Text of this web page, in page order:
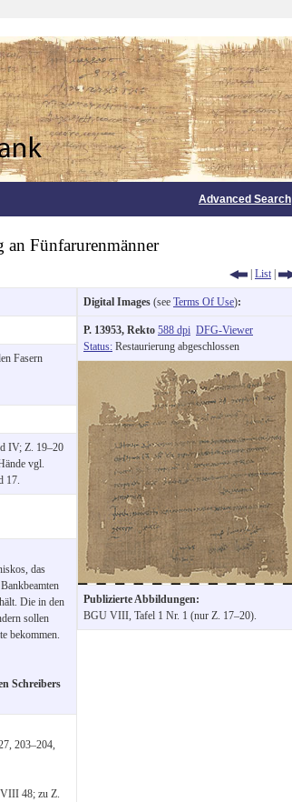
Advanced Search
Fünfarurenmänner
| List |
Fasern
IV; Z. 19–20
vgl.
17.
das
Die in den
sollen
bekommen.
Schreibers
203–204,
48; zu Z.
Digital Images (see Terms Of Use):
P. 13953, Rekto 588 dpi DFG-Viewer
Status: Restaurierung abgeschlossen
Publizierte Abbildungen:
BGU VIII, Tafel 1 Nr. 1 (nur Z. 17–20).